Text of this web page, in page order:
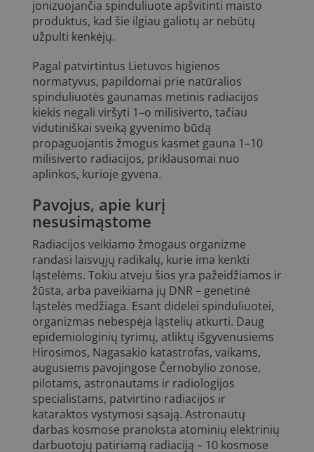
jonizuojančia spinduliuote apšvitinti maisto
produktus, kad šie ilgiau galiotų ar nebūtų
užpulti kenkėjų.
Pagal patvirtintus Lietuvos higienos
normatyvus, papildomai prie natūralios
spinduliuotės gaunamas metinis radiacijos
kiekis negali viršyti 1–o milisiverto, tačiau
vidutiniškai sveiką gyvenimo būdą
propaguojantis žmogus kasmet gauna 1–10
milisiverto radiacijos, priklausomai nuo
aplinkos, kurioje gyvena.
Pavojus, apie kurį
nesusimąstome
Radiacijos veikiamo žmogaus organizme
randasi laisvųjų radikalų, kurie ima kenkti
ląstelėms. Tokiu atveju šios yra pažeidžiamos ir
žūsta, arba paveikiama jų DNR – genetinė
ląstelės medžiaga. Esant didelei spinduliuotei,
organizmas nebespėja ląstelių atkurti. Daug
epidemiologinių tyrimų, atliktų išgyvenusiems
Hirosimos, Nagasakio katastrofas, vaikams,
augusiems pavojingose Černobylio zonose,
pilotams, astronautams ir radiologijos
specialistams, patvirtino radiacijos ir
kataraktos vystymosi sąsają. Astronautų
darbas kosmose pranoksta atominių elektrinių
darbuotojų patiriamą radiaciją – 10 kosmose